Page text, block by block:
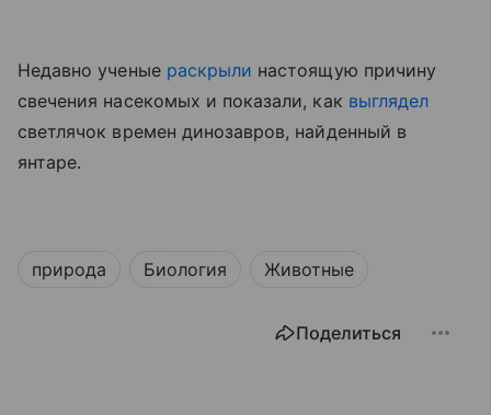
Недавно ученые раскрыли настоящую причину
свечения насекомых и показали, как выглядел
светлячок времен динозавров, найденный в
янтаре.
природа Биология Животные
Поделиться